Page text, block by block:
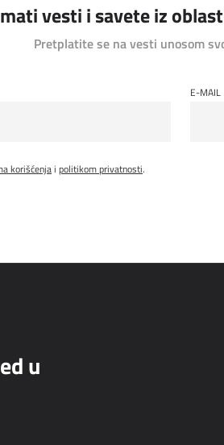
vesti i savete iz
Pretplatite se na vesti unosom
E-MAIL
korišćenja i politikom privatnosti.
u